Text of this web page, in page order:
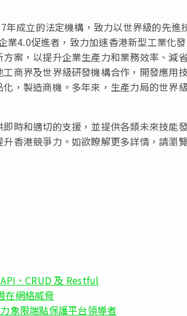
成立的法定機構，致力以世界級的先進
業4.0促進者，致力加速香港新型工業化
案，以提升企業生產力和業務效率、減
商界及世界級研發機構合作，開發應用
，製造商機。多年來，生產力局的世界
時和適切的支援，並提供各類未來技能
香港競爭力。如欲瞭解更多詳情，請瀏
、CRUD 及 Restful
在網絡威脅
象限端點保護平台領導者